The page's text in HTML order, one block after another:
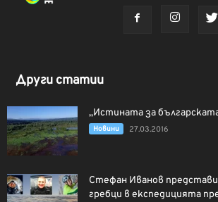
Други статии
„Истината за
Новини 27.03.2016
Стефан Иванов
гребци в експедицията